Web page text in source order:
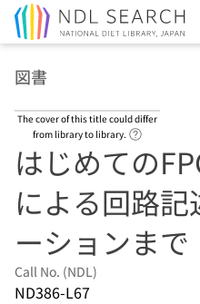
図書
The cover of this title could differ
from library to library.
はじめての
による回路
ーションまで
Call No. (NDL)
ND386-L67